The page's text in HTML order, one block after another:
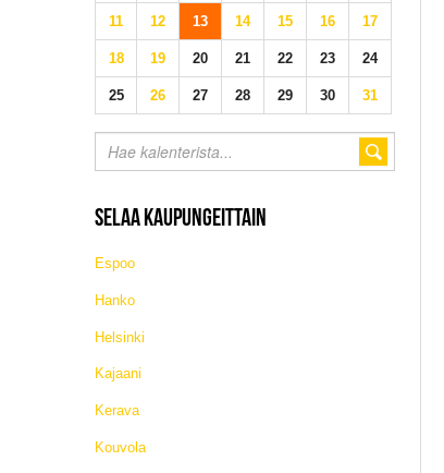
11 12 13 14 15 16 17
18 19 20 21 22 23 24
25 26 27 28 29 30 31
SELAA KAUPUNGEITTAIN
Espoo
Hanko
Helsinki
Kajaani
Kerava
Kouvola